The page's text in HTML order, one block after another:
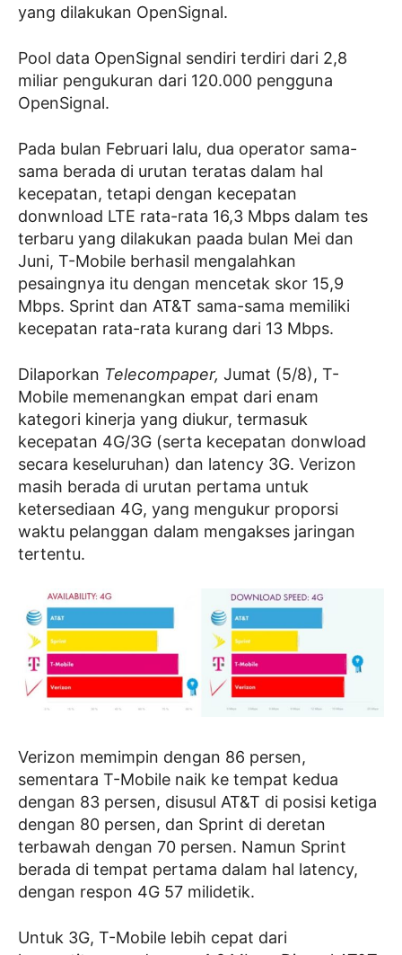
yang dilakukan OpenSignal.
Pool data OpenSignal sendiri terdiri dari 2,8
miliar pengukuran dari 120.000 pengguna
OpenSignal.
Pada bulan Februari lalu, dua operator sama-
sama berada di urutan teratas dalam hal
kecepatan, tetapi dengan kecepatan
donwnload LTE rata-rata 16,3 Mbps dalam tes
terbaru yang dilakukan paada bulan Mei dan
Juni, T-Mobile berhasil mengalahkan
pesaingnya itu dengan mencetak skor 15,9
Mbps. Sprint dan AT&T sama-sama memiliki
kecepatan rata-rata kurang dari 13 Mbps.
Dilaporkan Telecompaper, Jumat (5/8), T-
Mobile memenangkan empat dari enam
kategori kinerja yang diukur, termasuk
kecepatan 4G/3G (serta kecepatan donwload
secara keseluruhan) dan latency 3G. Verizon
masih berada di urutan pertama untuk
ketersediaan 4G, yang mengukur proporsi
waktu pelanggan dalam mengakses jaringan
tertentu.
Verizon memimpin dengan 86 persen,
sementara T-Mobile naik ke tempat kedua
dengan 83 persen, disusul AT&T di posisi ketiga
dengan 80 persen, dan Sprint di deretan
terbawah dengan 70 persen. Namun Sprint
berada di tempat pertama dalam hal latency,
dengan respon 4G 57 milidetik.
Untuk 3G, T-Mobile lebih cepat dari